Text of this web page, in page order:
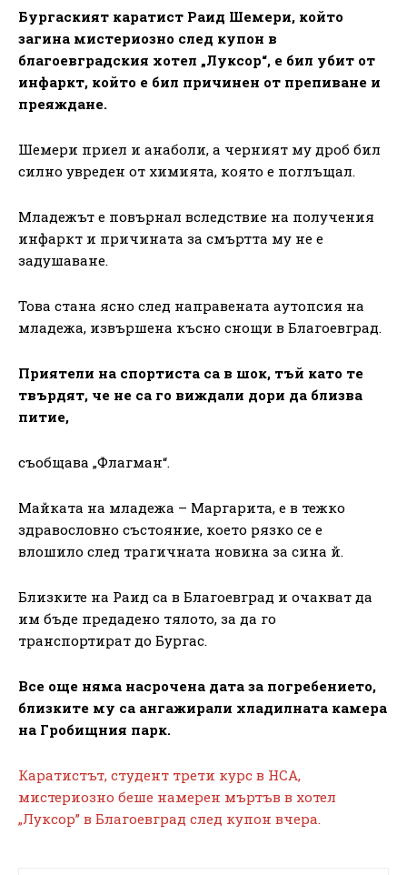
Бургаският каратист Раид Шемери, който
загина мистериозно след купон в
благоевградския хотел „Луксор“, е бил убит от
инфаркт, който е бил причинен от препиване и
преяждане.
Шемери приел и анаболи, а черният му дроб бил
силно увреден от химията, която е поглъщал.
Младежът е повърнал вследствие на получения
инфаркт и причината за смъртта му не е
задушаване.
Това стана ясно след направената аутопсия на
младежа, извършена късно снощи в Благоевград.
Приятели на спортиста са в шок, тъй като те
твърдят, че не са го виждали дори да близва
питие,
съобщава „Флагман“.
Майката на младежа – Маргарита, е в тежко
здравословно състояние, което рязко се е
влошило след трагичната новина за сина й.
Близките на Раид са в Благоевград и очакват да
им бъде предадено тялото, за да го
транспортират до Бургас.
Все още няма насрочена дата за погребението,
близките му са ангажирали хладилната камера
на Гробищния парк.
Каратистът, студент трети курс в НСА,
мистериозно беше намерен мъртъв в хотел
„Луксор” в Благоевград след купон вчера.